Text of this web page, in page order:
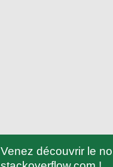
Venez découvrir le